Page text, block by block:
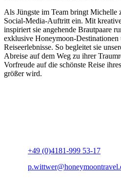
Als Jüngste im Team bringt Michelle
Social-Media-Auftritt ein. Mit
inspiriert sie angehende Brautpaare
exklusive Honeymoon-
Reiseerlebnisse. So begleitet sie
Abreise auf dem Weg zu ihrer
Vorfreude auf die schönste Reise
größer wird.
+49 (0)4181-999 53-17